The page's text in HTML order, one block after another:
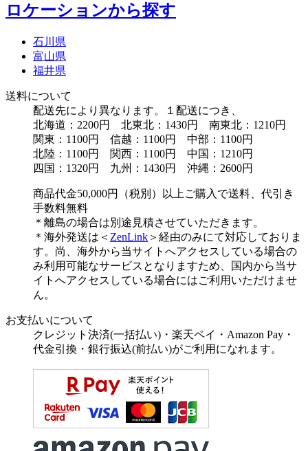
ロケーションから探す
石川県
富山県
福井県
送料について
配送先により異なります。１配送につき、
北海道：2200円 北東北：1430円 南東北：1210円
関東：1100円 信越：1100円 中部：1100円
北陸：1100円 関西：1100円 中国：1210円
四国：1320円 九州：1430円 沖縄：2600円
商品代金50,000円（税別）以上ご購入で送料、代引き
手数料無料
＊離島の場合は別途見積させていただきます。
＊海外発送は＜ ZenLink ＞経由のみにて対応しておりま
す。尚、海外から当サイトへアクセスしている場合の
み利用可能なサービスとなりますため、国内から当サ
イトへアクセスしている場合にはご利用いただけませ
ん。
お支払いについて
クレジット決済(一括払い)・楽天ペイ・Amazon Pay・
代金引換・銀行振込(前払い)がご利用になれます。